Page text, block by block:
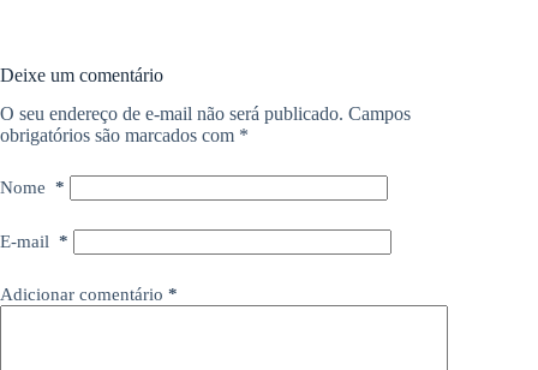
Deixe um comentário
O seu endereço de e-mail não será publicado. Campos
obrigatórios são marcados com *
Nome *
E-mail *
Adicionar comentário *